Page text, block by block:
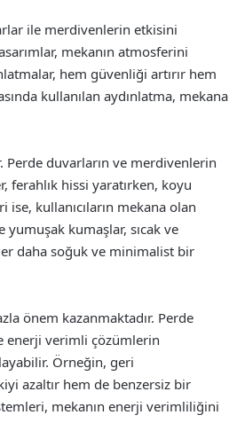
ile merdivenlerin etkisini
mekanın atmosferini
hem güvenliği artırır hem
kullanılan aydınlatma, mekana
Perde duvarların ve merdivenlerin
ferahlık hissi yaratırken, koyu
kullanıcıların mekana olan
kumaşlar, sıcak ve
daha soğuk ve minimalist bir
önem kazanmaktadır. Perde
enerji verimli çözümlerin
Örneğin, geri
azaltır hem de benzersiz bir
mekanın enerji verimliliğini